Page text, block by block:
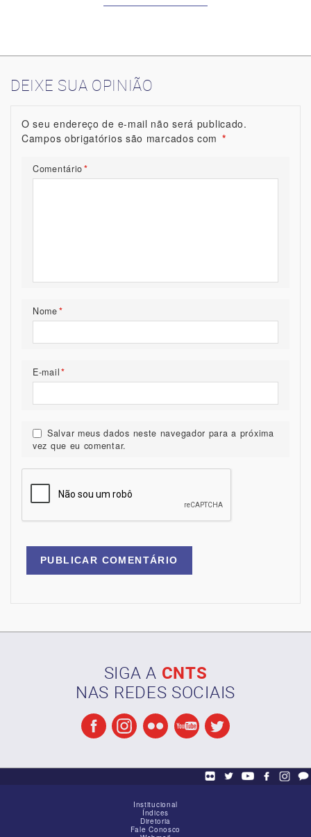
DEIXE SUA OPINIÃO
O seu endereço de e-mail não será publicado.
Campos obrigatórios são marcados com *
Comentário*
Nome*
E-mail*
Salvar meus dados neste navegador para a próxima
vez que eu comentar.
SIGA A CNTS
NAS REDES SOCIAIS
Institucional
Índices
Diretoria
Fale Conosco